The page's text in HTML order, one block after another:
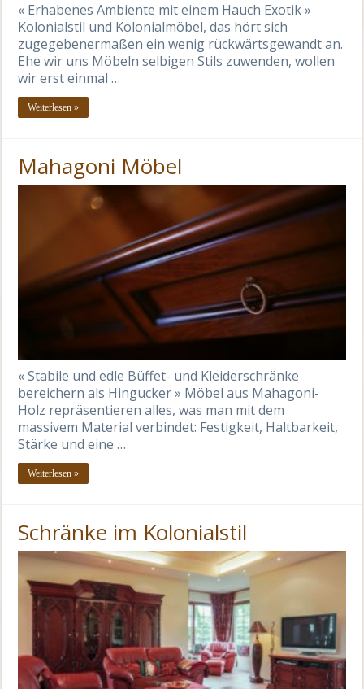
« Erhabenes Ambiente mit einem Hauch Exotik »
Kolonialstil und Kolonialmöbel, das hört sich
zugegebenermaßen ein wenig rückwärtsgewandt an.
Ehe wir uns Möbeln selbigen Stils zuwenden, wollen
wir erst einmal …
Weiterlesen »
Mahagoni Möbel
« Stabile und edle Büffet- und Kleiderschränke
bereichern als Hingucker » Möbel aus Mahagoni-
Holz repräsentieren alles, was man mit dem
massivem Material verbindet: Festigkeit, Haltbarkeit,
Stärke und eine …
Weiterlesen »
Schränke im Kolonialstil